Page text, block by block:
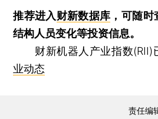
推荐进入财新数据库 ，可随时
结构人员变化等投资信息。
财新机器人产业指数(RII)
业动态
责任编